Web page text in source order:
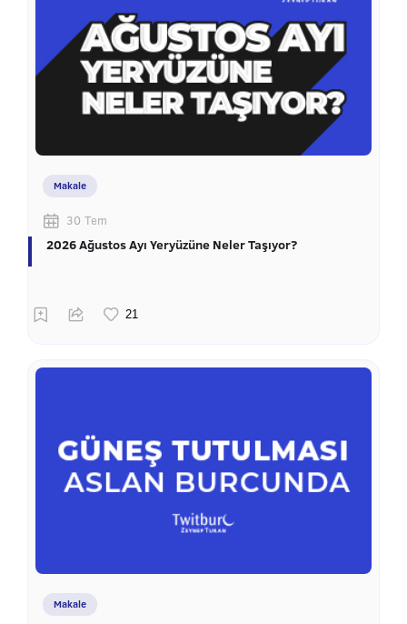
Makale
30 Tem
2026 Ağustos Ayı Yeryüzüne Neler Taşıyor?
Makale